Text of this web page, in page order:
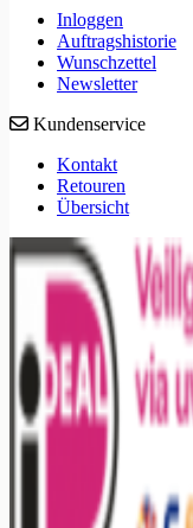
Inloggen
Auftragshistorie
Wunschzettel
Newsletter
Kundenservice
Kontakt
Retouren
Übersicht